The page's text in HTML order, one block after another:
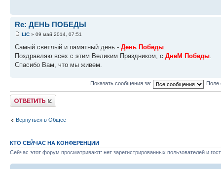
Re: ДЕНЬ ПОБЕДЫ
LIC » 09 май 2014, 07:51
Самый светлый и памятный день - День Победы
Поздравляю всех с этим Великим Праздником, с ДнеМ Победы
Спасибо Вам, что мы живем.
Показать сообщения за: Поле
Ответить
Вернуться в Общее
КТО СЕЙЧАС НА КОНФЕРЕНЦИИ
Сейчас этот форум просматривают: нет зарегистрированных пользователей и